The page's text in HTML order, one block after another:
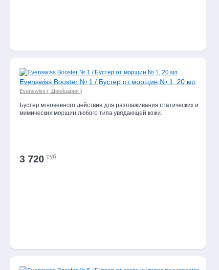
Evenswiss Booster № 1 / Бустер от морщин № 1, 20 мл
Evenswiss ( Швейцария )
Бустер мгновенного действия для разглаживания статических и
мимических морщин любого типа увядающей кожи.
3 720 руб.